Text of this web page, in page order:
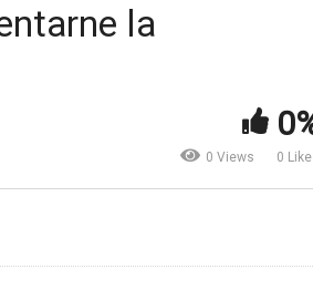
supercibo? | Bloomberg
la
0 Views 0